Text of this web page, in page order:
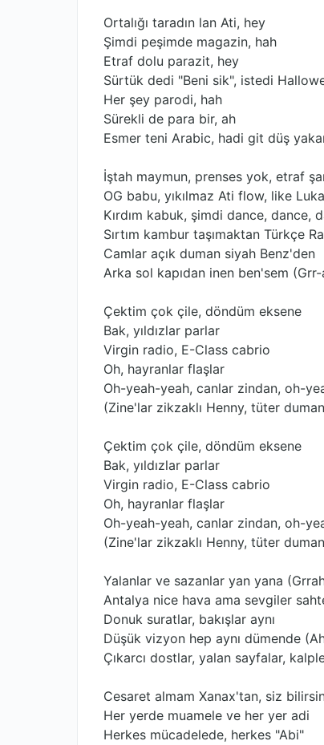
Ortalığı taradın lan Ati, hey
Şimdi peşimde magazin, hah
Etraf dolu parazit, hey
Sürtük dedi "Beni sik", istedi
Her şey parodi, hah
Sürekli de para bir, ah
Esmer teni Arabic, hadi git düş
İştah maymun, prenses yok, etraf
OG babu, yıkılmaz Ati flow, like
Kırdım kabuk, şimdi dance, dance,
Sırtım kambur taşımaktan Türkçe
Camlar açık duman siyah Benz'den
Arka sol kapıdan inen ben'sem (Grr-
Çektim çok çile, döndüm eksene
Bak, yıldızlar parlar
Virgin radio, E-Class cabrio
Oh, hayranlar flaşlar
Oh-yeah-yeah, canlar zindan, oh-
(Zine'lar zikzaklı Henny, tüter
Çektim çok çile, döndüm eksene
Bak, yıldızlar parlar
Virgin radio, E-Class cabrio
Oh, hayranlar flaşlar
Oh-yeah-yeah, canlar zindan, oh-
(Zine'lar zikzaklı Henny, tüter
Yalanlar ve sazanlar yan yana
Antalya nice hava ama sevgiler
Donuk suratlar, bakışlar aynı
Düşük vizyon hep aynı dümende
Çıkarcı dostlar, yalan sayfalar,
Cesaret almam Xanax'tan, siz
Her yerde muamele ve her yer adi
Herkes mücadelede, herkes "Abi"